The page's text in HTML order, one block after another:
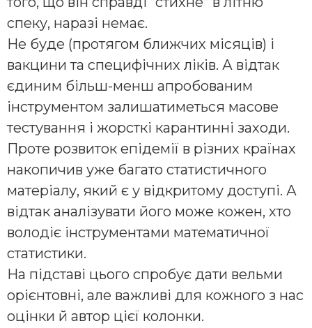
спеку, наразі немає.
Не буде (протягом ближчих місяців) і
вакцини та специфічних ліків. А відтак
єдиним більш-менш апробованим
інструментом залишатиметься масове
тестування і жорсткі карантинні заходи.
Проте розвиток епідемії в різних країнах
накопичив уже багато статистичного
матеріалу, який є у відкритому доступі. А
відтак аналізувати його може кожен, хто
володіє інструментами математичної
статистики.
На підставі цього спробує дати вельми
орієнтовні, але важливі для кожного з нас
оцінки й автор цієї колонки.